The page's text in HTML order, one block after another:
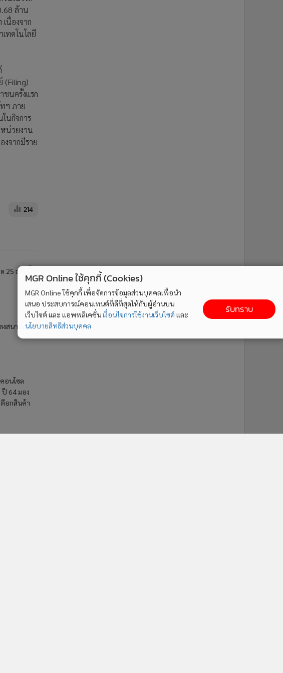
ล้าน
นื่องจาก
ทคโนโลยี
(Filing)
นครั้งแรก
ฯ ภาย
นกิจการ
น่วยงาน
งจากมีราย
214
25 ธ.ค.นี้
สนามเทรด
อนโซล
ปี 64 มอง
อกสินค้า
MGR Online ใช้คุกกี้ (Cookies)
MGR Online ใช้คุกกี้ เพื่อจัดการข้อมูลส่วนบุคคลเพื่อนำ
เสนอ ประสบการณ์คอนเทนต์ที่ดีที่สุดให้กับผู้อ่านบน
เว็บไซต์ และ แอพพลิเคชั่นเงื่อนไขการใช้งานเว็บไซต์ และ
นโยบายสิทธิส่วนบุคคล
รับทราบ